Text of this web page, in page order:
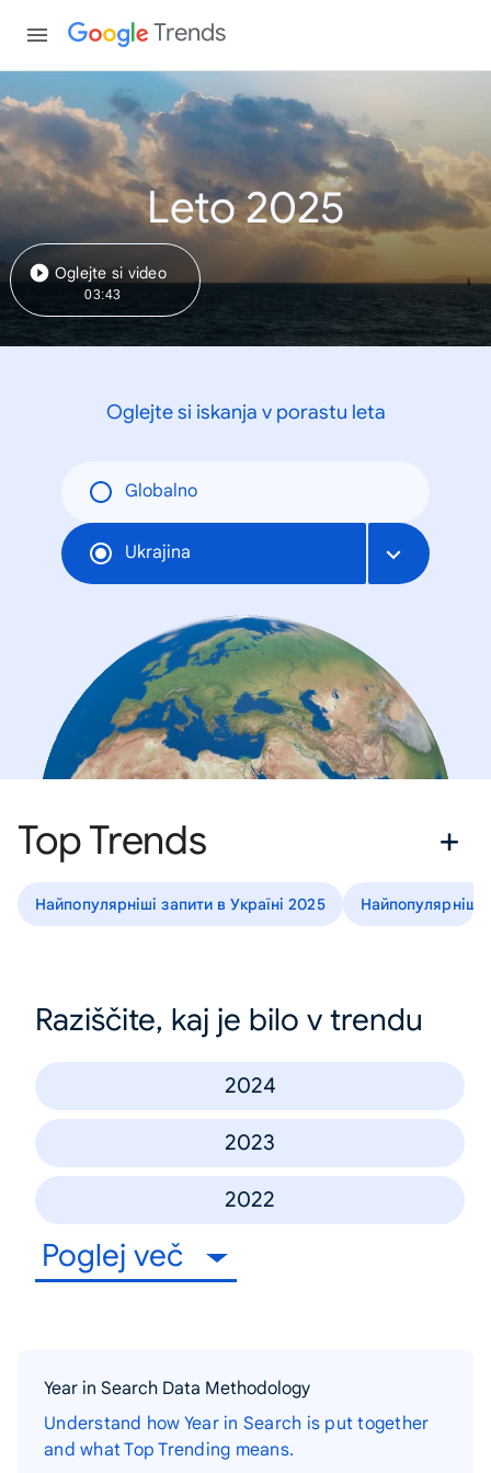
Trends
Leto 2025
Oglejte si video
03:43
Oglejte si iskanja v porastu leta
Globalno
Ukrajina
Top Trends
Найпопулярніші запити в Україні 2025 Найпопулярніші
Raziščite, kaj je bilo v trendu
2024
2023
2022
Poglej več
Year in Search Data Methodology
Understand how Year in Search is put together
and what Top Trending means.